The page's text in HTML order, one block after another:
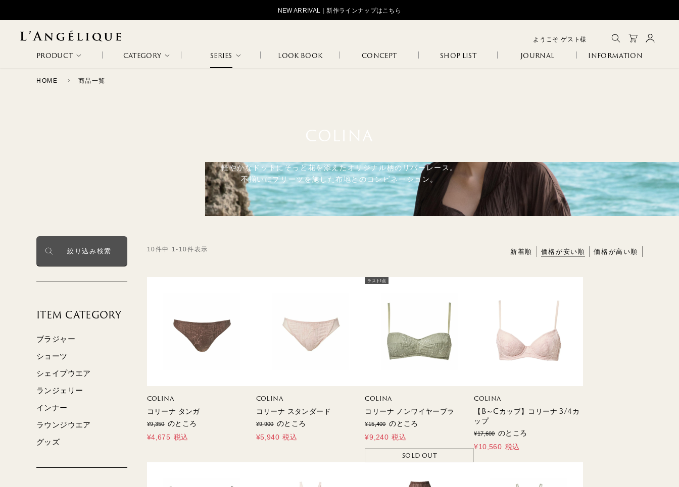
NEW ARRIVAL｜新作ラインナップはこちら
ようこそ ゲスト様
PRODUCT CATEGORY SERIES LOOK BOOK CONCEPT SHOP LIST JOURNAL INFORMATION
INNER WEAR LOUNGE
WEAR
MARCEL JANINE FLOR
BLANCO COLINA
NATURE 102 108 105
GREEN2
MUSETTE
HOME 商品一覧
軽やかなドットにそっと花を添えたオリジナル柄のリバーレース。
不揃いにプリーツを施した布地とのコンビネーション。
絞り込み検索
ITEM CATEGORY
ブラジャー
ショーツ
シェイプウエア
ランジェリー
インナー
ラウンジウエア
グッズ
10件中 1- 10件表示 新着順 価格が安い順 価格が高い順
COLINA
コリーナ タンガ
¥9,350 のところ
¥4,675 税込
COLINA
コリーナ スタンダード
¥9,900 のところ
¥5,940 税込
ラスト1点
COLINA
コリーナ ノンワイヤーブラ
¥15,400 のところ
¥9,240 税込
SOLD OUT
COLINA
【B～Cカップ】コリーナ 3/4カ
ップ
¥17,600 のところ
¥10,560 税込